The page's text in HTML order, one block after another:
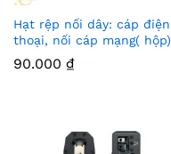
Hạt rệp nối dây: cáp điện
thoại, nối cáp mạng( hộp)
90.000 ₫